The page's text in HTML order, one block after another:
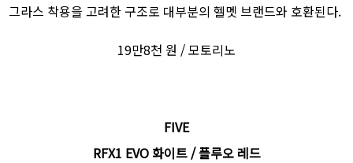
그라스 착용을 고려한 구조로 대부분의 헬멧 브랜드와 호환된다.
19만8천 원 / 모토리노
FIVE
RFX1 EVO 화이트 / 플루오 레드